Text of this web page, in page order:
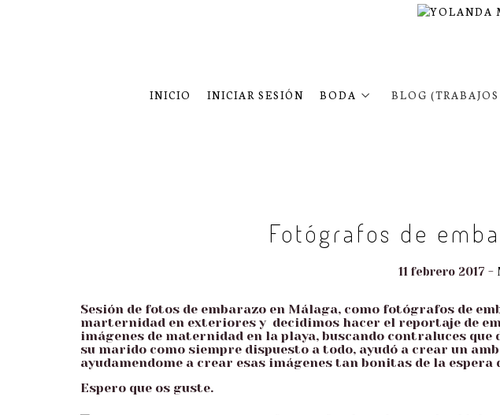
INICIO INICIAR SESIÓN BODA BLOG
Fotógrafos de
11 febrero 2017 -
Sesión de fotos de embarazo en Málaga, como fotógrafos de
marternidad en exteriores y decidimos hacer el reportaje de
imágenes de maternidad en la playa, buscando contraluces
su marido como siempre dispuesto a todo, ayudó a crear un
ayudamendome a crear esas imágenes tan bonitas de la espera
Espero que os guste.